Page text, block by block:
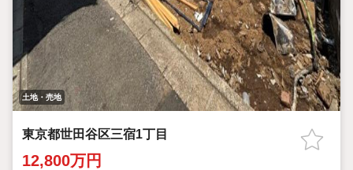
土地・売地
東京都世田谷区三宿1丁目
12,800万円